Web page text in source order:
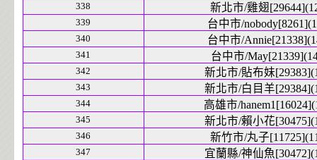
338 新北市/雞翅
339 台中市/
340 台中市/
341 台中市/
342 新北市/貼布妹
343 新北市/白目羊
344 高雄市/
345 新北市/賴小花
346 新竹市/丸子
347 宜蘭縣/神仙魚